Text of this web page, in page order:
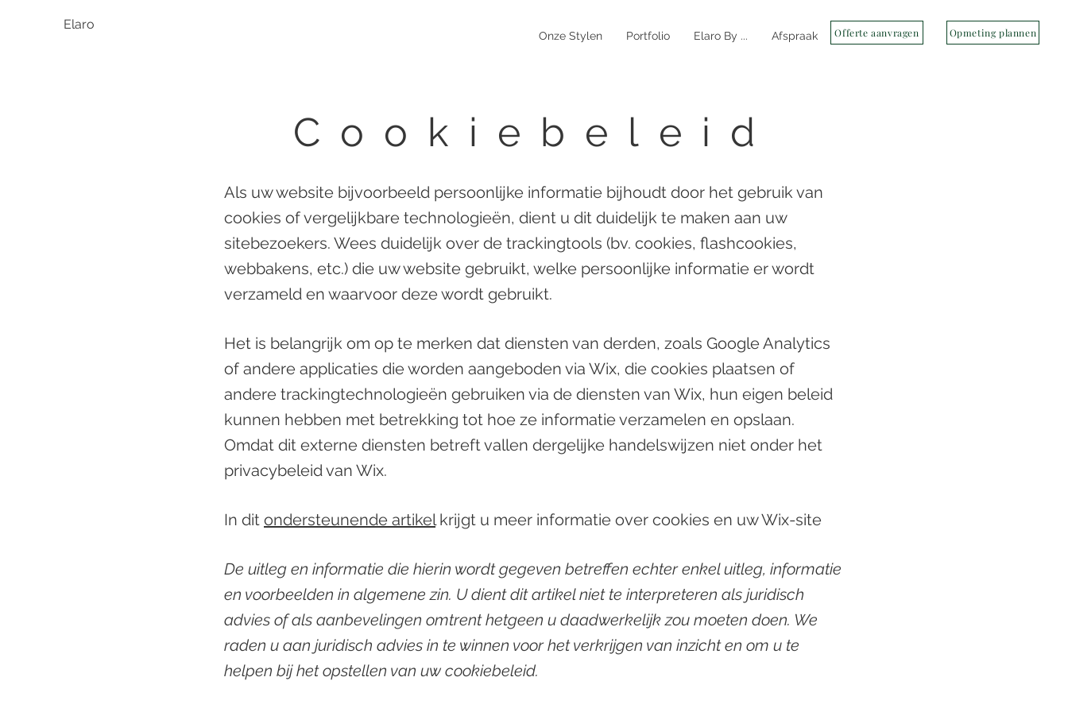
Elaro
Onze Stylen Portfolio Elaro By ... Afspraak Offerte aanvragen Opmeting plannen
Cookiebeleid
Als uw website bijvoorbeeld persoonlijke informatie bijhoudt door het gebruik van
cookies of vergelijkbare technologieën, dient u dit duidelijk te maken aan uw
sitebezoekers. Wees duidelijk over de trackingtools (bv. cookies, flashcookies,
webbakens, etc.) die uw website gebruikt, welke persoonlijke informatie er wordt
verzameld en waarvoor deze wordt gebruikt.
Het is belangrijk om op te merken dat diensten van derden, zoals Google Analytics
of andere applicaties die worden aangeboden via Wix, die cookies plaatsen of
andere trackingtechnologieën gebruiken via de diensten van Wix, hun eigen beleid
kunnen hebben met betrekking tot hoe ze informatie verzamelen en opslaan.
Omdat dit externe diensten betreft vallen dergelijke handelswijzen niet onder het
privacybeleid van Wix.
In dit ondersteunende artikelkrijgt u meer informatie over cookies en uw Wix-site
De uitleg en informatie die hierin wordt gegeven betreffen echter enkel uitleg, informatie
en voorbeelden in algemene zin. U dient dit artikel niet te interpreteren als juridisch
advies of als aanbevelingen omtrent hetgeen u daadwerkelijk zou moeten doen. We
raden u aan juridisch advies in te winnen voor het verkrijgen van inzicht en om u te
helpen bij het opstellen van uw cookiebeleid.